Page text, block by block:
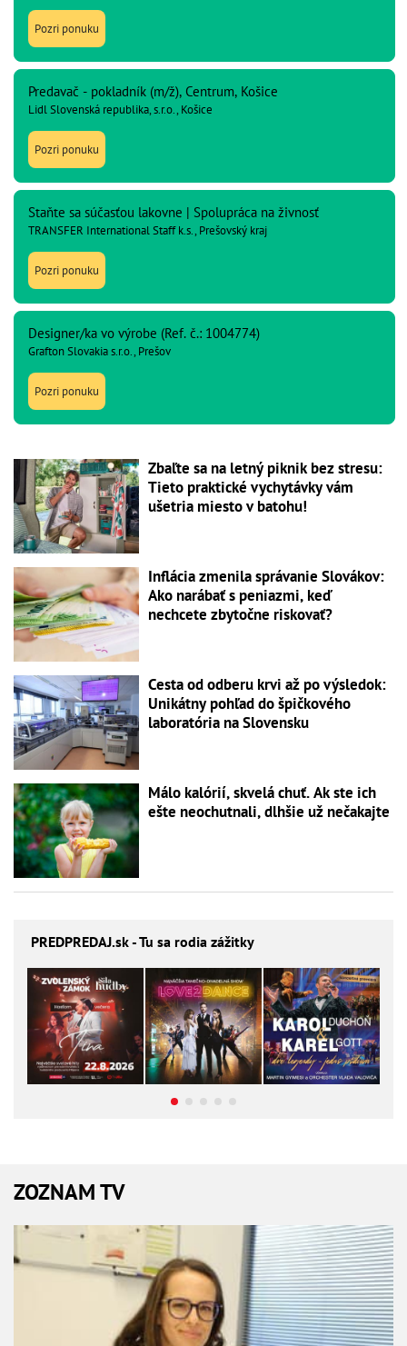
Pozri ponuku
Predavač - pokladník (m/ž), Centrum, Košice
Lidl Slovenská republika, s.r.o., Košice
Pozri ponuku
Staňte sa súčasťou lakovne | Spolupráca na živnosť
TRANSFER International Staff k.s., Prešovský kraj
Pozri ponuku
Designer/ka vo výrobe (Ref. č.: 1004774)
Grafton Slovakia s.r.o., Prešov
Pozri ponuku
Zbaľte sa na letný piknik bez stresu:
Tieto praktické vychytávky vám
ušetria miesto v batohu!
Inflácia zmenila správanie Slovákov:
Ako narábať s peniazmi, keď
nechcete zbytočne riskovať?
Cesta od odberu krvi až po výsledok:
Unikátny pohľad do špičkového
laboratória na Slovensku
Málo kalórií, skvelá chuť. Ak ste ich
ešte neochutnali, dlhšie už nečakajte
PREDPREDAJ.sk - Tu sa rodia zážitky
ZOZNAM TV